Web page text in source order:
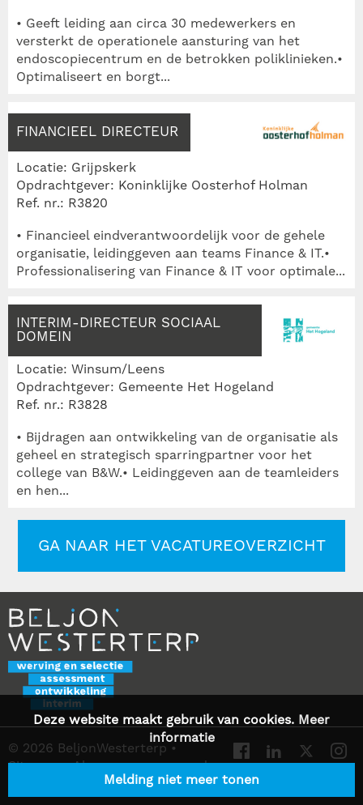
Deze website maakt gebruik van cookies. Meer
informatie
Melding niet meer tonen
• Geeft leiding aan circa 30 medewerkers en
versterkt de operationele aansturing van het
endoscopiecentrum en de betrokken poliklinieken.•
Optimaliseert en borgt...
FINANCIEEL DIRECTEUR
Locatie: Grijpskerk
Opdrachtgever: Koninklijke Oosterhof Holman
Ref. nr.: R3820
• Financieel eindverantwoordelijk voor de gehele
organisatie, leidinggeven aan teams Finance & IT.•
Professionalisering van Finance & IT voor optimale...
INTERIM-DIRECTEUR SOCIAAL
DOMEIN
Locatie: Winsum/Leens
Opdrachtgever: Gemeente Het Hogeland
Ref. nr.: R3828
• Bijdragen aan ontwikkeling van de organisatie als
geheel en strategisch sparringpartner voor het
college van B&W.• Leidinggeven aan de teamleiders
en hen...
GA NAAR HET VACATUREOVERZICHT
© 2026 BeljonWesterterp •
Sitemap• Algemene voorwaarden
Privacy Statement• Contact